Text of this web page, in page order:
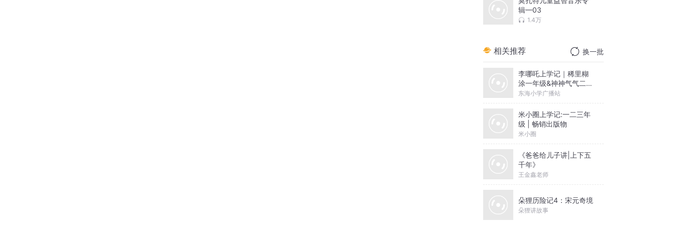
辑—03
1.4万
相关推荐 换一批
李哪吒上学记｜稀里糊
涂一年级&神神气气二年
级
东海小学广播站
米小圈上学记:一二三年
级 | 畅销出版物
米小圈
《爸爸给儿子讲|上下五
千年》
王金鑫老师
朵狸历险记4：宋元奇境
朵狸讲故事